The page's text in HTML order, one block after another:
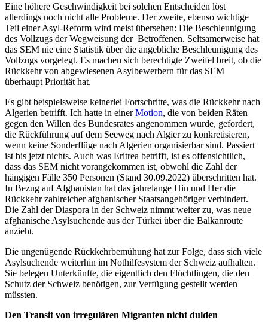
Eine höhere Geschwindigkeit bei solchen Entscheiden löst
allerdings noch nicht alle Probleme. Der zweite, ebenso wichtige
Teil einer Asyl-Reform wird meist übersehen: Die Beschleunigung
des Vollzugs der Wegweisung der Betroffenen. Seltsamerweise hat
das SEM nie eine Statistik über die angebliche Beschleunigung des
Vollzugs vorgelegt. Es machen sich berechtigte Zweifel breit, ob die
Rückkehr von abgewiesenen Asylbewerbern für das SEM
überhaupt Priorität hat.
Es gibt beispielsweise keinerlei Fortschritte, was die Rückkehr nach
Algerien betrifft. Ich hatte in einerMotion, die von beiden Räten
gegen den Willen des Bundesrates angenommen wurde, gefordert,
die Rückführung auf dem Seeweg nach Algier zu konkretisieren,
wenn keine Sonderflüge nach Algerien organisierbar sind. Passiert
ist bis jetzt nichts. Auch was Eritrea betrifft, ist es offensichtlich,
dass das SEM nicht vorangekommen ist, obwohl die Zahl der
hängigen Fälle 350 Personen (Stand 30.09.2022) überschritten hat.
In Bezug auf Afghanistan hat das jahrelange Hin und Her die
Rückkehr zahlreicher afghanischer Staatsangehöriger verhindert.
Die Zahl der Diaspora in der Schweiz nimmt weiter zu, was neue
afghanische Asylsuchende aus der Türkei über die Balkanroute
anzieht.
Die ungenügende Rückkehrbemühung hat zur Folge, dass sich viele
Asylsuchende weiterhin im Nothilfesystem der Schweiz aufhalten.
Sie belegen Unterkünfte, die eigentlich den Flüchtlingen, die den
Schutz der Schweiz benötigen, zur Verfügung gestellt werden
müssten.
Den Transit von irregulären Migranten nicht dulden